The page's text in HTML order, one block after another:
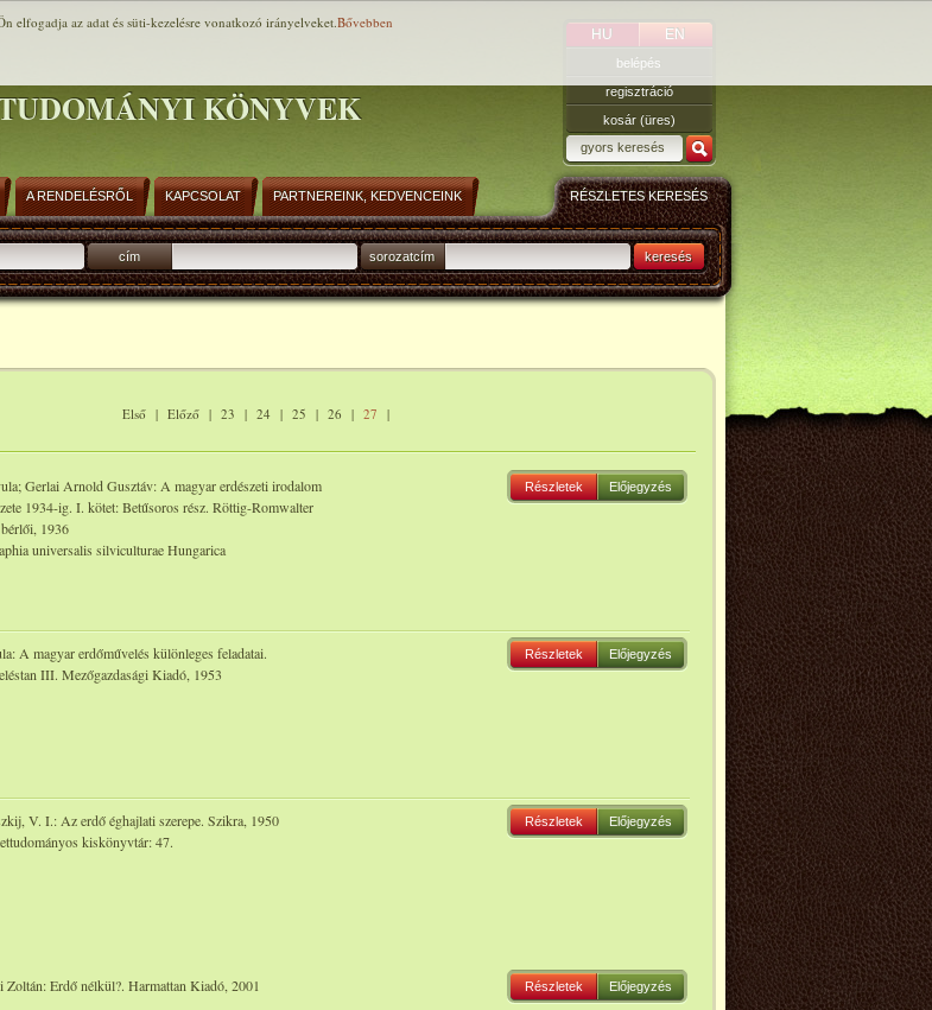
KÖNYVEK
HU EN
belépés
regisztráció
kosár (üres)
A RENDELÉSRŐL KAPCSOLAT PARTNEREINK, KEDVENCEINK RÉSZLETES KERESÉS
cím sorozatcím keresés
Első| Előző| 23 | 24 | 25 | 26 | 27 |
Gerlai Arnold Gusztáv: A magyar erdészeti irodalom
1934-ig. I. kötet: Betűsoros rész. Röttig-Romwalter
1936
universalis silviculturae Hungarica
Részletek Előjegyzés
A magyar erdőművelés különleges feladatai.
III. Mezőgazdasági Kiadó, 1953
Részletek Előjegyzés
V. I.: Az erdő éghajlati szerepe. Szikra, 1950
kiskönyvtár: 47.
Részletek Előjegyzés
Zoltán: Erdő nélkül?. Harmattan Kiadó, 2001 Részletek Előjegyzés
elfogadja az adat és süti-kezelésre vonatkozó irányelveket.Bővebben